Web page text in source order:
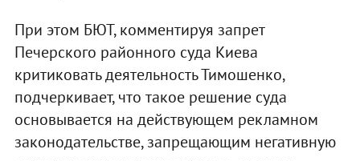
При этом БЮТ, комментируя запрет
Печерского районного суда Киева
критиковать деятельность Тимошенко,
подчеркивает, что такое решение суда
основывается на действующем рекламном
законодательстве, запрещающим негативную